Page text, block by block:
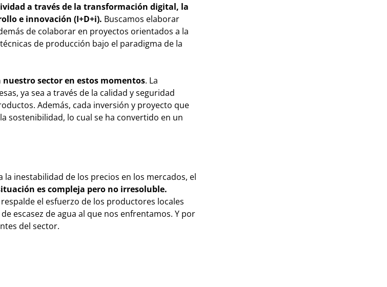
a través de la transformación digital, la
e innovación (I+D+i). Buscamos elaborar
de colaborar en proyectos orientados a la
de producción bajo el paradigma de la
sector en estos momentos. La
ya sea a través de la calidad y seguridad
Además, cada inversión y proyecto que
sostenibilidad, lo cual se ha convertido en un
inestabilidad de los precios en los mercados, el
es compleja pero no irresoluble.
el esfuerzo de los productores locales
escasez de agua al que nos enfrentamos. Y por
del sector.